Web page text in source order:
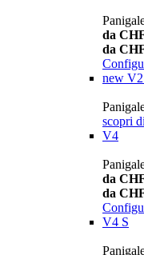
da
da
new V2
scopri
V4
da
da
V4 S